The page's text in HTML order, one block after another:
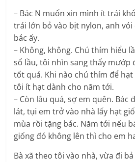
– Bác N muốn xin mình ít trái
trái lớn bỏ vào bịt nylon, anh
bác ấy.
– Không, không. Chú thím hiểu
sổ lầu, tôi nhìn sang thấy mướp
tốt quá. Khi nào chú thím để
tôi ít hạt dành cho năm tới.
– Còn lâu quá, sợ em quên. Bác
lát, tụi em trở vào nhà lấy hạt
mùa rồi tặng bác. Năm tới nếu
giống đó không lên thì cho em
Bà xã theo tôi vào nhà, vừa đi